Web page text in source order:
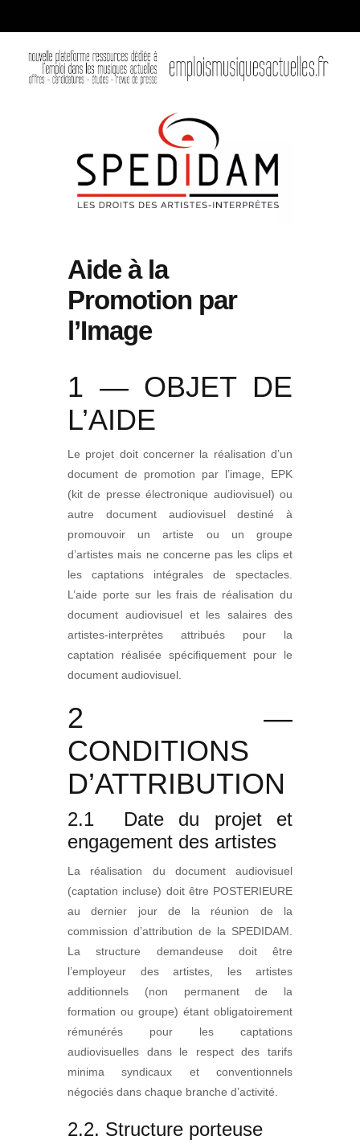
Aide à la
Promotion par
l’Image
1 — OBJET DE
L’AIDE
Le projet doit concerner la réalisation d’un
document de promotion par l’image, EPK
(kit de presse électronique audiovisuel) ou
autre document audiovisuel destiné à
promouvoir un artiste ou un groupe
d’artistes mais ne concerne pas les clips et
les captations intégrales de spectacles.
L’aide porte sur les frais de réalisation du
document audiovisuel et les salaires des
artistes-interprètes attribués pour la
captation réalisée spécifiquement pour le
document audiovisuel.
2 —
CONDITIONS
D’ATTRIBUTION
2.1 Date du projet et
engagement des artistes
La réalisation du document audiovisuel
(captation incluse) doit être POSTERIEURE
au dernier jour de la réunion de la
commission d’attribution de la SPEDIDAM.
La structure demandeuse doit être
l’employeur des artistes, les artistes
additionnels (non permanent de la
formation ou groupe) étant obligatoirement
rémunérés pour les captations
audiovisuelles dans le respect des tarifs
minima syndicaux et conventionnels
négociés dans chaque branche d’activité.
2.2. Structure porteuse